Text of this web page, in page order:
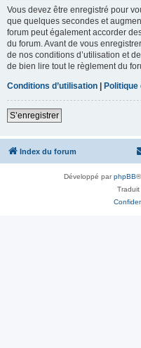
Vous devez être enregistré pour
que quelques secondes et
forum peut également accorder
du forum. Avant de vous
de nos conditions d’utilisation et
de bien lire tout le règlement du
Conditions d’utilisation | Politique
S’enregistrer
Index du forum
Développé parphpBB